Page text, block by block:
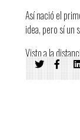
Así nació el
idea, pero sí un
Visto a la
haciéndolo.
Trato de
contra nadie,